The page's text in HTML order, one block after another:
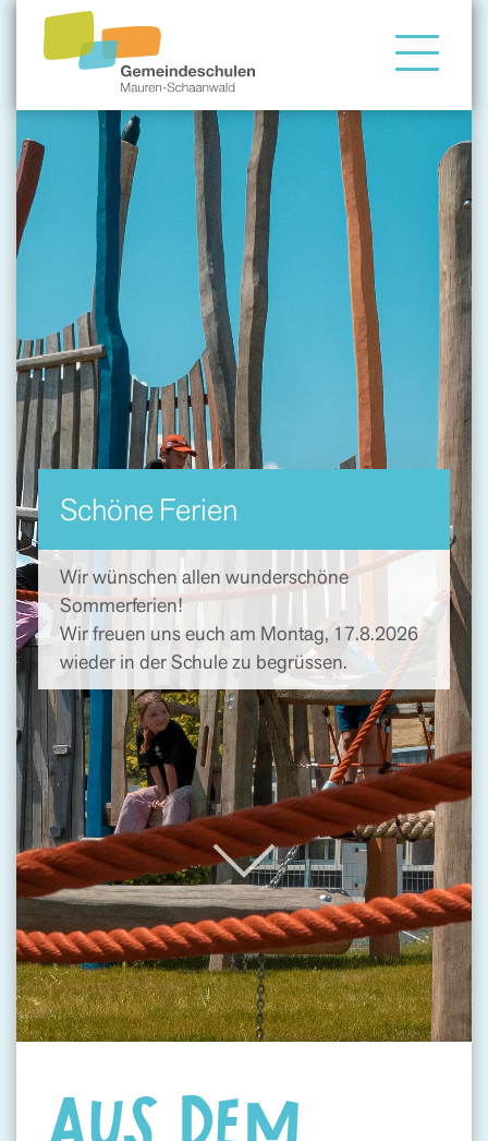
Gemeindeschule
Eltern
Angebote
Schöne Ferien
Wir wünschen allen wunderschöne
Sommerferien!
Wir freuen uns euch am Montag, 17.8.2026
wieder in der Schule zu begrüssen.